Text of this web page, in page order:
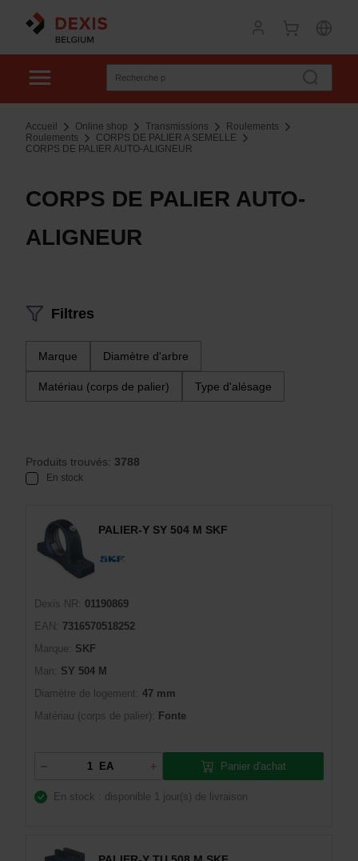
Accueil Online shop Transmissions
Roulements
Roulements
CORPS DE PALIER A SEMELLE
CORPS DE PALIER AUTO-ALIGNEUR
CORPS DE PALIER AUTO-
ALIGNEUR
Filtres
Marque Diamètre d'arbre
Matériau (corps de palier) Type d'alésage
Produits trouvés: 3788
En stock
PALIER-Y SY 504 M SKF
Dexis NR:
01190869
EAN:
7316570518252
Marque:
SKF
Man:
SY 504 M
Diamètre de logement: 47 mm
Matériau (corps de palier):
Fonte
EA Panier d'achat
En stock : disponible 1 jour(s) de livraison